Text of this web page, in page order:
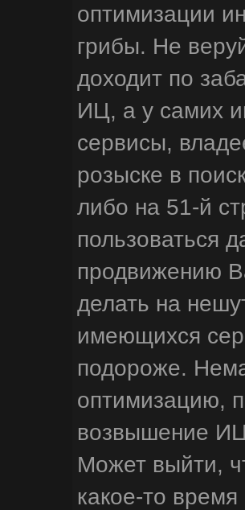
оптимизации
грибы. Не
доходит по
ИЦ, а у самих
сервисы,
розыске в
либо на 51-й
пользоваться
продвижению
делать на
имеющихся
подороже.
оптимизацию,
возвышение
Может выйти,
какое-то